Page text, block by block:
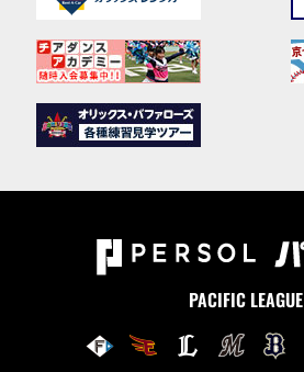
PACIFIC LEAGUE